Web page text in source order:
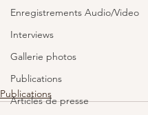
Enregistrements Audio/Video
Interviews
Gallerie photos
Publications
Articles de presse
Publications